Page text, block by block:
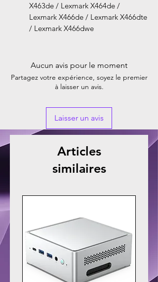
X463de / Lexmark X464de /
Lexmark X466de / Lexmark X466dte
/ Lexmark X466dwe
Aucun avis pour le moment
Partagez votre expérience, soyez le premier
à laisser un avis.
Laisser un avis
Articles
similaires